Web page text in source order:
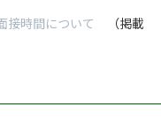
接時間について
（掲載